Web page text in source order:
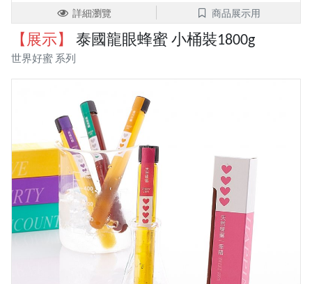
詳細瀏覽 商品展示用
【展示】 泰國龍眼蜂蜜 小桶裝1800g
世界好蜜 系列